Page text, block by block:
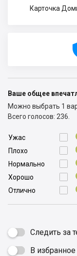
Карточка
Ваше общее
Можно выбрать 1
Всего голосов: 236.

Ужас

Плохо

Нормально

Хорошо

Отлично
Следить за
 В избранное